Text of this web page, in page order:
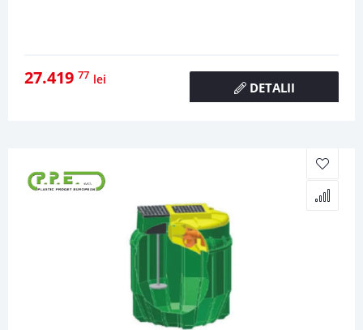
27.419 77 lei
DETALII